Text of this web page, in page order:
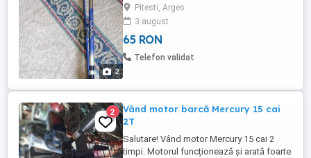
2
Pitesti, Arges
3 august
65 RON
Telefon validat
2
Vând motor barcă Mercury 15 cai
2T
Salutare! Vând motor Mercury 15 cai 2
timpi. Motorul funcționează și arată foarte